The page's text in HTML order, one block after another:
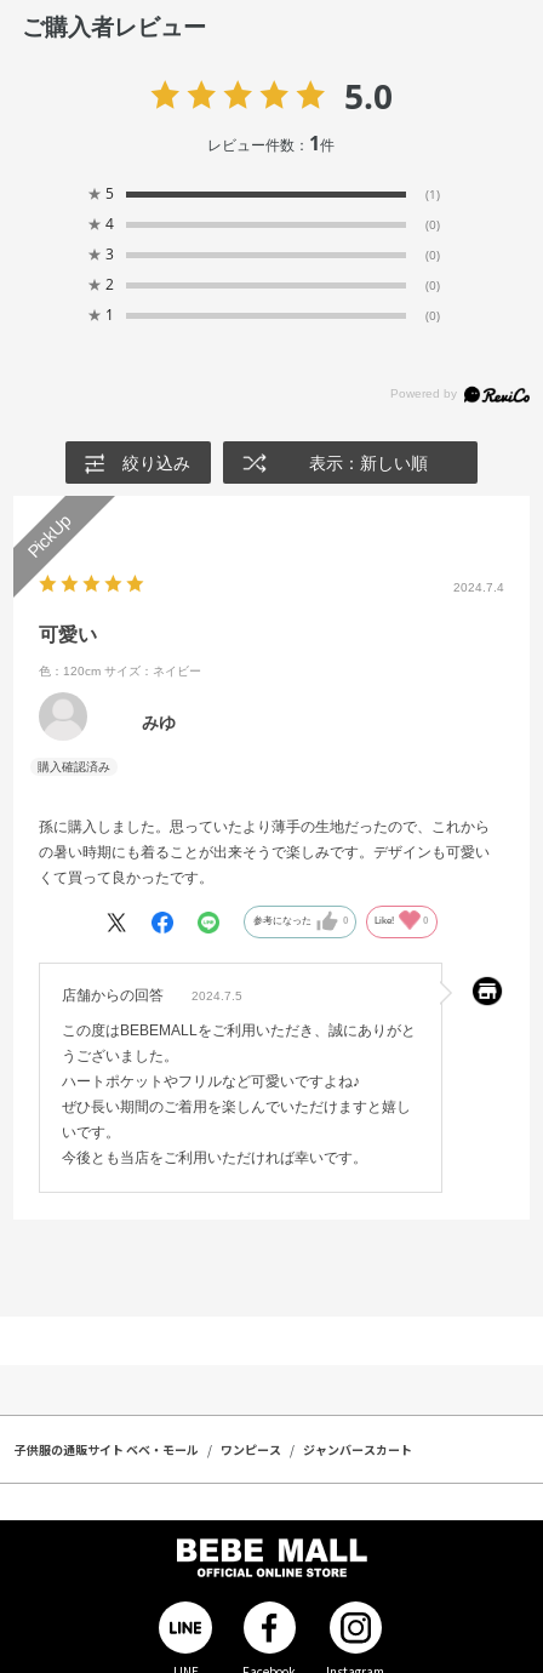
ご購入者レビュー
5.0
レビュー件数： 1件
★ 5 (1)
★ 4 (0)
★ 3 (0)
★ 2 (0)
★ 1 (0)
絞り込み 表示：新しい順
2024.7.4
可愛い
色：120cm サイズ：ネイビー
みゆ
孫に購入しました。思っていたより薄手の生地だったので、これから
の暑い時期にも着ることが出来そうで楽しみです。デザインも可愛い
くて買って良かったです。
参考になった 0 Like! 0
店舗からの回答 2024.7.5
この度はBEBEMALLをご利用いただき、誠にありがと
うございました。
ハートポケットやフリルなど可愛いですよね♪
ぜひ長い期間のご着用を楽しんでいただけますと嬉し
いです。
今後とも当店をご利用いただければ幸いです。
子供服の通販サイト ベベ・モール ワンピース ジャンバースカート